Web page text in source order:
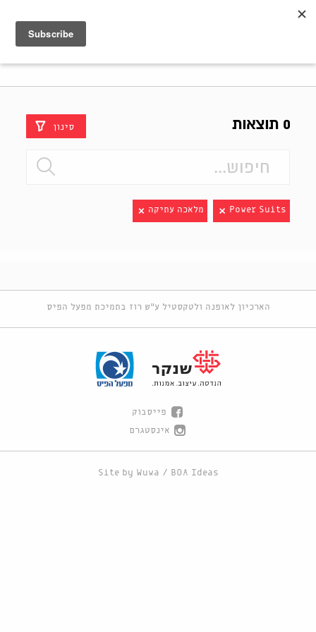
0 תוצאות סינון
Power Suits מלאכה עתיקה
הארכיון לאופנה ולטקסטיל ע"ש רוז בתמיכת מפעל הפיס
פייסבוק
אינסטגרם
Site by Wuwa / BOA Ideas